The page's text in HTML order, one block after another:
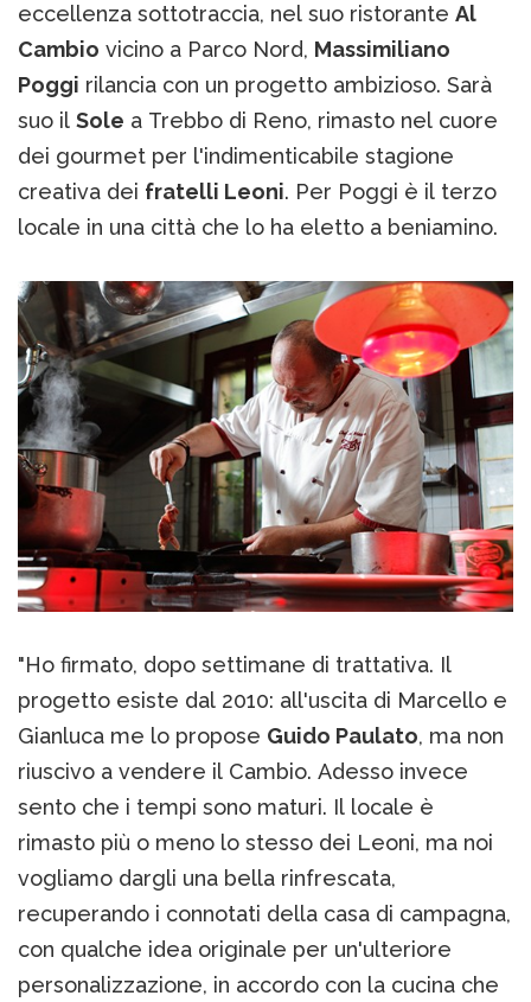
eccellenza sottotraccia, nel suo ristorante Al
Cambio vicino a Parco Nord, Massimiliano
Poggi rilancia con un progetto ambizioso. Sarà
suo il Sole a Trebbo di Reno, rimasto nel cuore
dei gourmet per l'indimenticabile stagione
creativa dei fratelli Leoni. Per Poggi è il terzo
locale in una città che lo ha eletto a beniamino.
"Ho firmato, dopo settimane di trattativa. Il
progetto esiste dal 2010: all'uscita di Marcello e
Gianluca me lo propose Guido Paulato, ma non
riuscivo a vendere il Cambio. Adesso invece
sento che i tempi sono maturi. Il locale è
rimasto più o meno lo stesso dei Leoni, ma noi
vogliamo dargli una bella rinfrescata,
recuperando i connotati della casa di campagna,
con qualche idea originale per un'ulteriore
personalizzazione, in accordo con la cucina che